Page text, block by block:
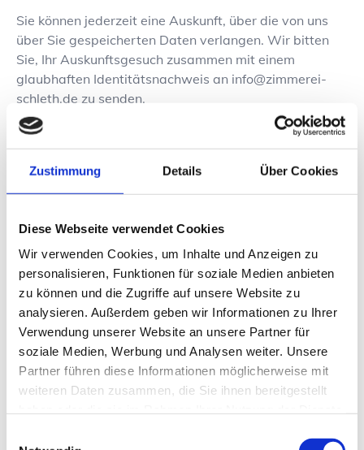
Zustimmung Details Über Cookies
Diese Webseite verwendet Cookies
Wir verwenden Cookies, um Inhalte und Anzeigen zu
personalisieren, Funktionen für soziale Medien anbieten
zu können und die Zugriffe auf unsere Website zu
analysieren. Außerdem geben wir Informationen zu Ihrer
Verwendung unserer Website an unsere Partner für
soziale Medien, Werbung und Analysen weiter. Unsere
Partner führen diese Informationen möglicherweise mit
weiteren Daten zusammen, die Sie ihnen bereitgestellt
Sie können jederzeit eine Auskunft, über die von uns
über Sie gespeicherten Daten verlangen. Wir bitten
Sie, Ihr Auskunftsgesuch zusammen mit einem
glaubhaften Identitätsnachweis an info@zimmerei-
schleth.de zu senden.
Die Auskunft erfolgt in schriftlicher oder auch in
verlangen, können wir Ihnen die Auskunft auch
mündlich erteilen, sofern Sie Ihre Identität in anderer
elektronisch, stellen wir die Auskünfte in einem
Sie nichts anderes angeben.
Die Auskunft ist im Regelfall unentgeltlich. Werden
darüber hinaus Kopien angefordert, kann ein
angemessenes Entgelt verlangt werden.
Das Recht eine Kopie über die verarbeiteten Daten zu
erhalten, darf die Rechte und Freiheiten anderer
Personen nicht beeinträchtigen.
Im Falle von offensichtlich unbegründeten oder
exzessiven Auskunftsanträgen behalten wir uns vor,